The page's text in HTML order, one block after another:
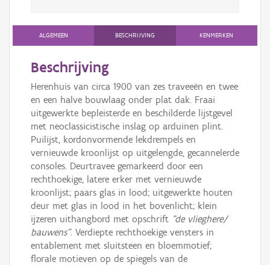
ALGEMEEN BESCHRIJVING KENMERKEN
Beschrijving
Herenhuis van circa 1900 van zes traveeën en twee
en een halve bouwlaag onder plat dak. Fraai
uitgewerkte bepleisterde en beschilderde lijstgevel
met neoclassicistische inslag op arduinen plint.
Puilijst, kordonvormende lekdrempels en
vernieuwde kroonlijst op uitgelengde, gecannelerde
consoles. Deurtravee gemarkeerd door een
rechthoekige, latere erker met vernieuwde
kroonlijst; paars glas in lood; uitgewerkte houten
deur met glas in lood in het bovenlicht; klein
ijzeren uithangbord met opschrift "de vlieghere/
bauwens". Verdiepte rechthoekige vensters in
entablement met sluitsteen en bloemmotief;
florale motieven op de spiegels van de